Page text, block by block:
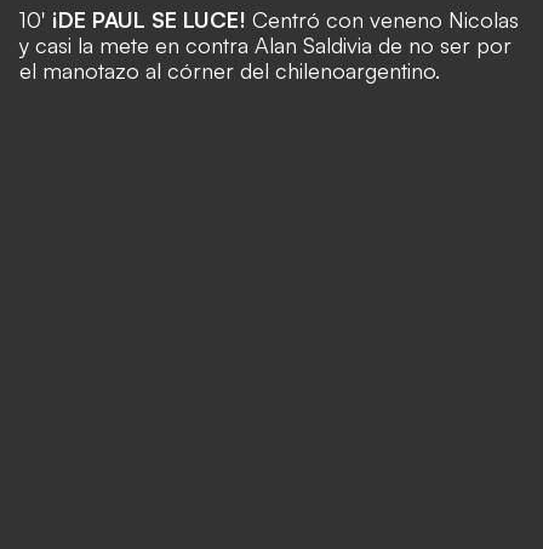
10' ¡DE PAUL SE LUCE! Centró con veneno Nicolas
y casi la mete en contra Alan Saldivia de no ser por
el manotazo al córner del chilenoargentino.